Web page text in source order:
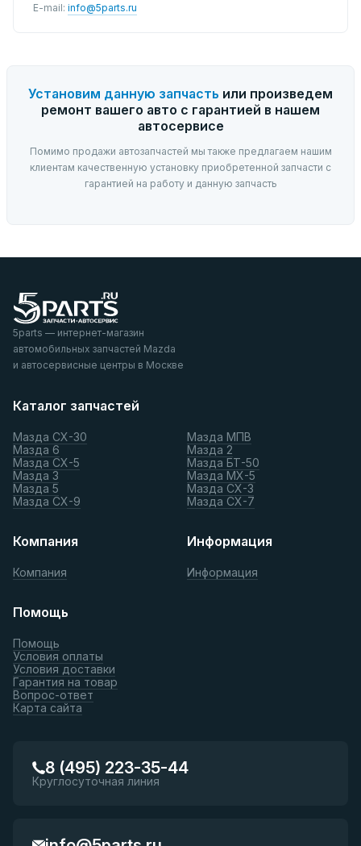
E-mail: info@5parts.ru
Установим данную запчасть или произведем
ремонт вашего авто с гарантией в нашем
автосервисе
Помимо продажи автозапчастей мы также предлагаем нашим
клиентам качественную установку приобретенной запчасти с
гарантией на работу и данную запчасть
5parts — интернет-магазин
автомобильных запчастей Mazda
и автосервисные центры в Москве
Каталог запчастей
Мазда СХ-30
Мазда 6
Мазда СХ-5
Мазда 3
Мазда 5
Мазда СХ-9
Мазда МПВ
Мазда 2
Мазда БТ-50
Мазда МХ-5
Мазда СХ-3
Мазда СХ-7
Компания
Компания
Информация
Информация
Помощь
Помощь
Условия оплаты
Условия доставки
Гарантия на товар
Вопрос-ответ
Карта сайта
8 (495) 223-35-44
Круглосуточная линия